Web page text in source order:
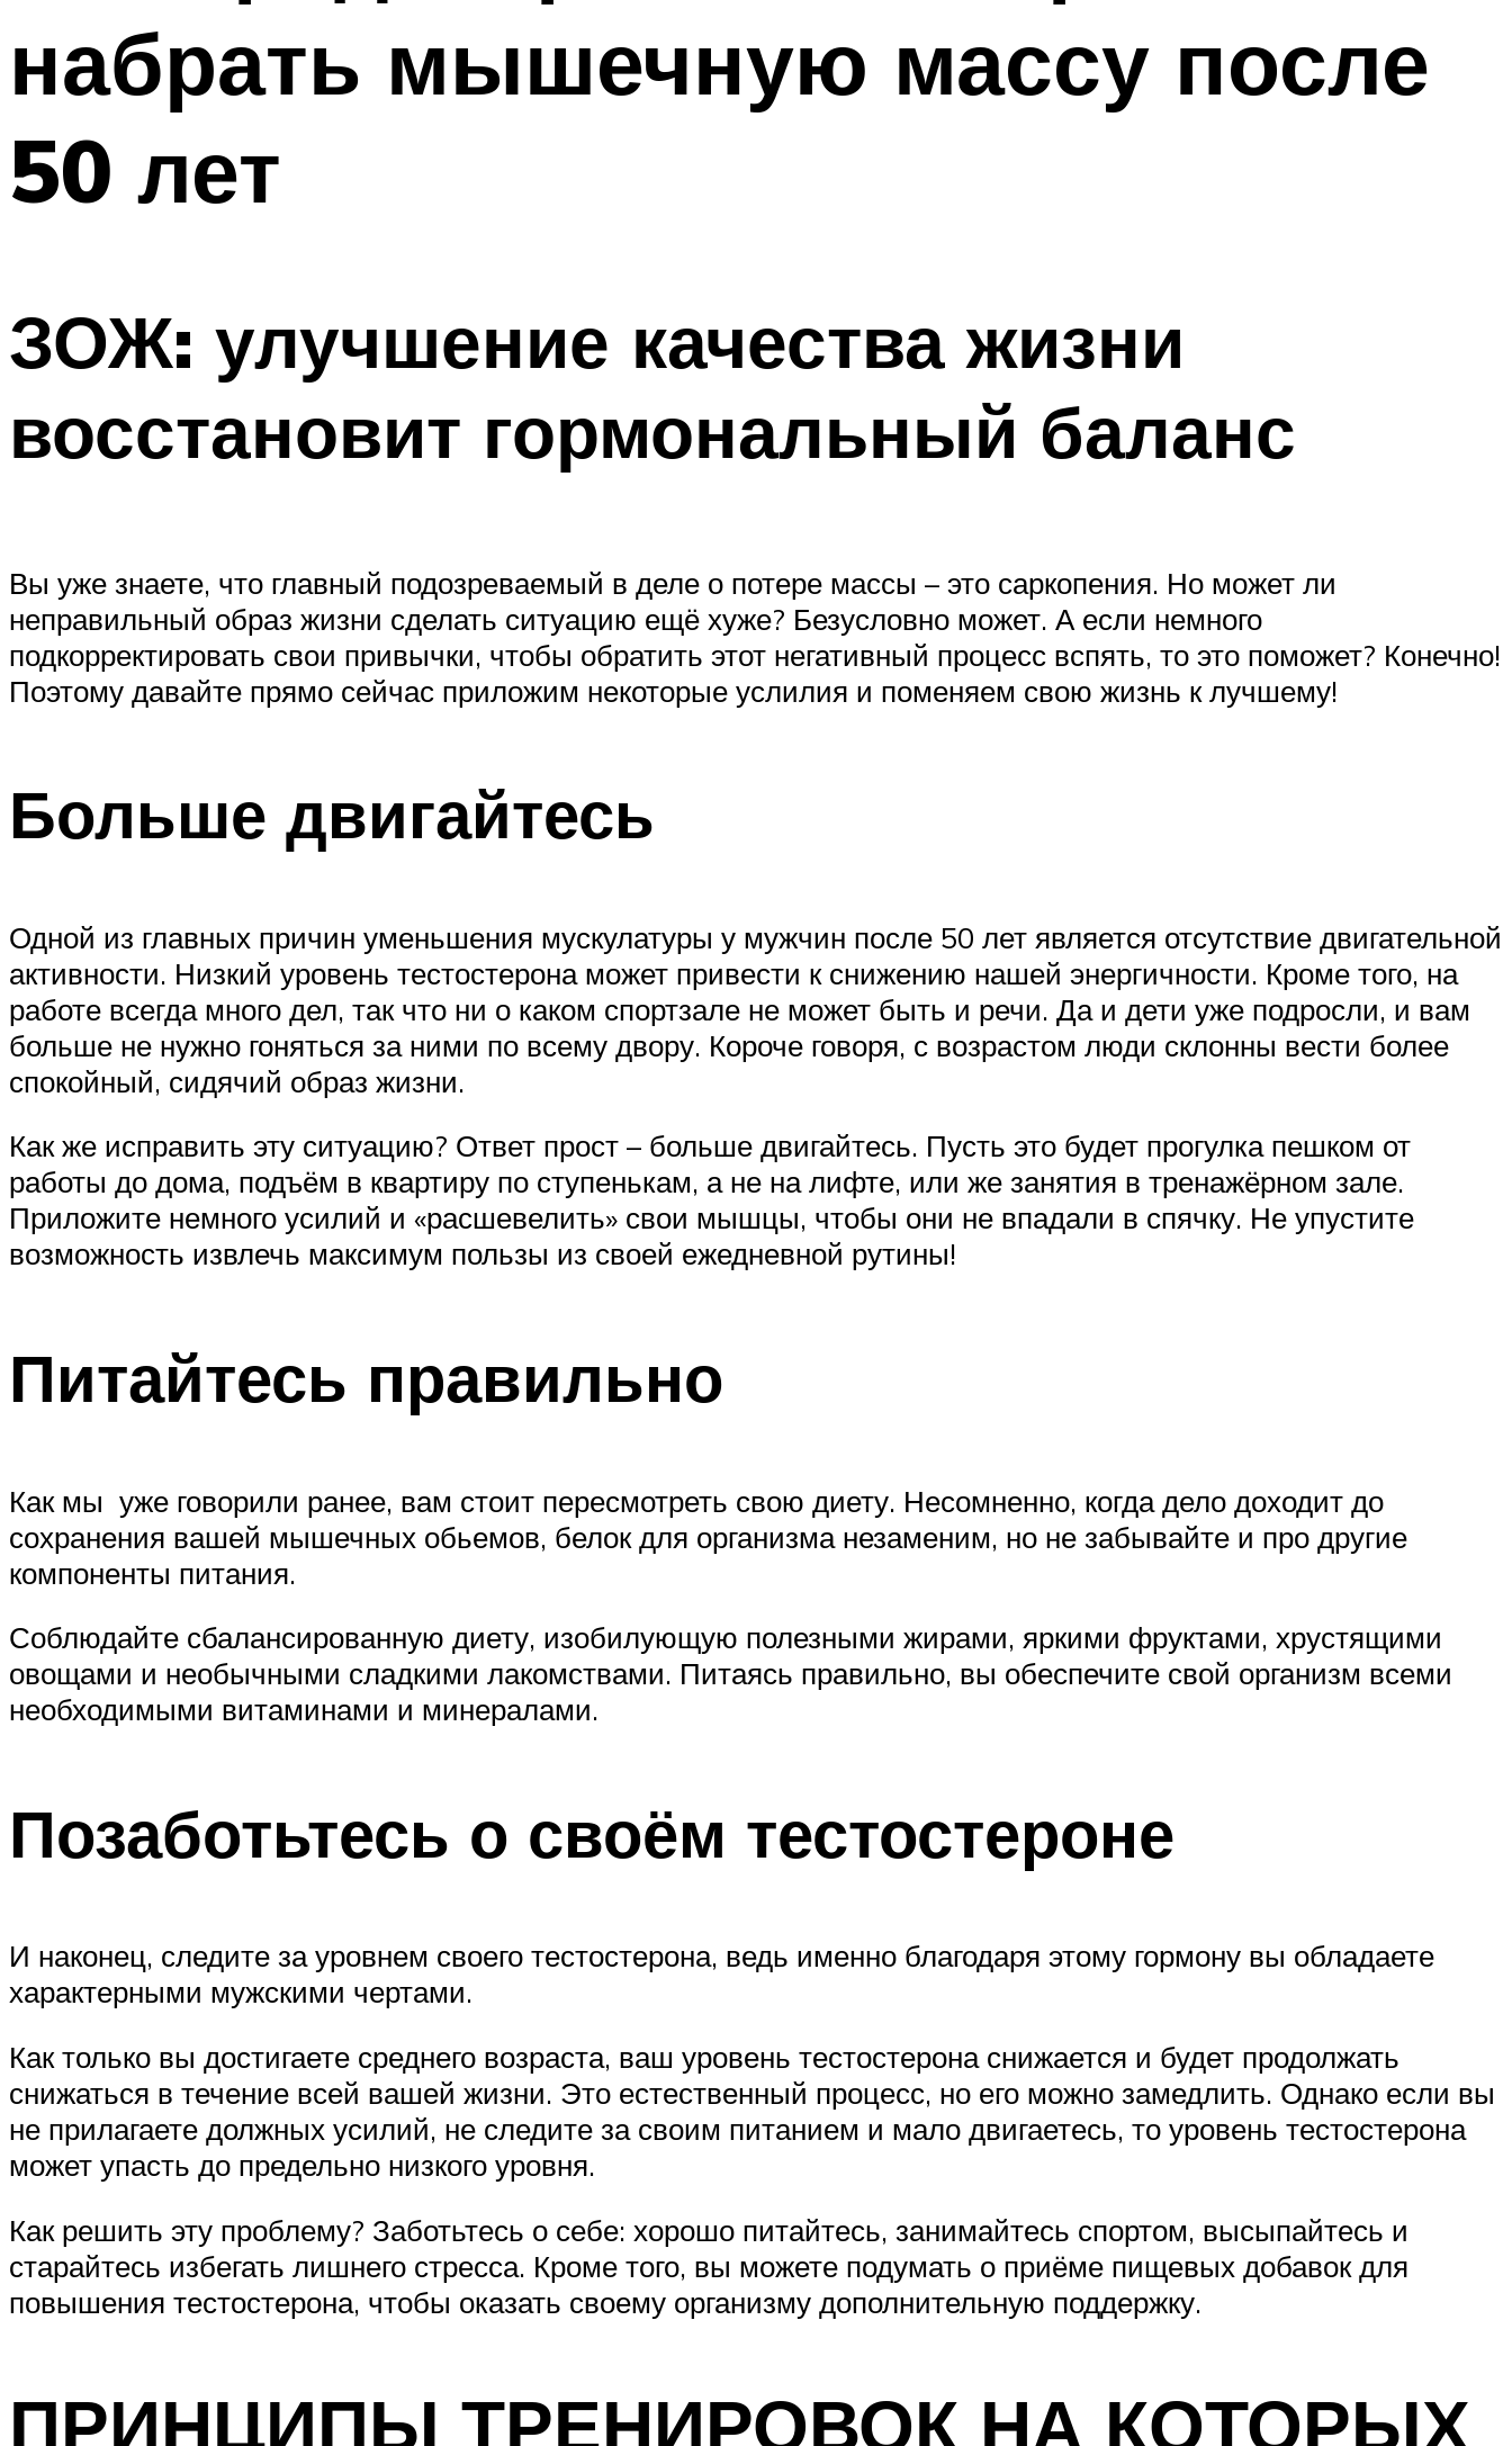
набрать мышечную массу после
50 лет
ЗОЖ: улучшение качества жизни
восстановит гормональный баланс
Вы уже знаете, что главный подозреваемый в деле о потере массы – это саркопения. Но может ли
неправильный образ жизни сделать ситуацию ещё хуже? Безусловно может. А если немного
подкорректировать свои привычки, чтобы обратить этот негативный процесс вспять, то это поможет? Конечно!
Поэтому давайте прямо сейчас приложим некоторые услилия и поменяем свою жизнь к лучшему!
Больше двигайтесь
Одной из главных причин уменьшения мускулатуры у мужчин после 50 лет является отсутствие двигательной
активности. Низкий уровень тестостерона может привести к снижению нашей энергичности. Кроме того, на
работе всегда много дел, так что ни о каком спортзале не может быть и речи. Да и дети уже подросли, и вам
больше не нужно гоняться за ними по всему двору. Короче говоря, с возрастом люди склонны вести более
спокойный, сидячий образ жизни.
Как же исправить эту ситуацию? Ответ прост – больше двигайтесь. Пусть это будет прогулка пешком от
работы до дома, подъём в квартиру по ступенькам, а не на лифте, или же занятия в тренажёрном зале.
Приложите немного усилий и «расшевелить» свои мышцы, чтобы они не впадали в спячку. Не упустите
возможность извлечь максимум пользы из своей ежедневной рутины!
Питайтесь правильно
Как мы уже говорили ранее, вам стоит пересмотреть свою диету. Несомненно, когда дело доходит до
сохранения вашей мышечных обьемов, белок для организма незаменим, но не забывайте и про другие
компоненты питания.
Соблюдайте сбалансированную диету, изобилующую полезными жирами, яркими фруктами, хрустящими
овощами и необычными сладкими лакомствами. Питаясь правильно, вы обеспечите свой организм всеми
необходимыми витаминами и минералами.
Позаботьтесь о своём тестостероне
И наконец, следите за уровнем своего тестостерона, ведь именно благодаря этому гормону вы обладаете
характерными мужскими чертами.
Как только вы достигаете среднего возраста, ваш уровень тестостерона снижается и будет продолжать
снижаться в течение всей вашей жизни. Это естественный процесс, но его можно замедлить. Однако если вы
не прилагаете должных усилий, не следите за своим питанием и мало двигаетесь, то уровень тестостерона
может упасть до предельно низкого уровня.
Как решить эту проблему? Заботьтесь о себе: хорошо питайтесь, занимайтесь спортом, высыпайтесь и
старайтесь избегать лишнего стресса. Кроме того, вы можете подумать о приёме пищевых добавок для
повышения тестостерона, чтобы оказать своему организму дополнительную поддержку.
ПРИНЦИПЫ ТРЕНИРОВОК НА КОТОРЫХ